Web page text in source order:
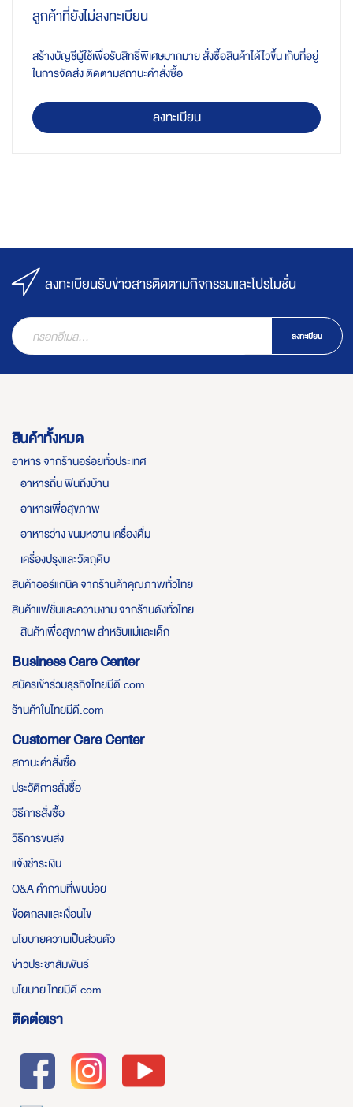
ลูกค้าที่ยังไม่ลงทะเบียน
สร้างบัญชีผู้ใช้เพื่อรับสิทธิ์พิเศษมากมาย สั่งซื้อสินค้าได้ไวขึ้น เก็บที่อยู่
ในการจัดส่ง ติดตามสถานะคำสั่งซื้อ
ลงทะเบียน
ลงทะเบียนรับข่าวสารติดตามกิจกรรมและโปรโมชั่น
ลงทะเบียน
สินค้าทั้งหมด
อาหาร จากร้านอร่อยทั่วประเทศ
อาหารถิ่น ฟินถึงบ้าน
อาหารเพื่อสุขภาพ
อาหารว่าง ขนมหวาน เครื่องดื่ม
เครื่องปรุงและวัตถุดิบ
สินค้าออร์แกนิค จากร้านค้าคุณภาพทั่วไทย
สินค้าแฟชั่นและความงาม จากร้านดังทั่วไทย
สินค้าเพื่อสุขภาพ สำหรับแม่และเด็ก
Business Care Center
สมัครเข้าร่วมธุรกิจไทยมีดี.com
ร้านค้าในไทยมีดี.com
Customer Care Center
สถานะคำสั่งซื้อ
ประวัติการสั่งซื้อ
วิธีการสั่งซื้อ
วิธีการขนส่ง
แจ้งชำระเงิน
Q&A คำถามที่พบบ่อย
ข้อตกลงและเงื่อนไข
นโยบายความเป็นส่วนตัว
ข่าวประชาสัมพันธ์
นโยบาย ไทยมีดี.com
ติดต่อเรา